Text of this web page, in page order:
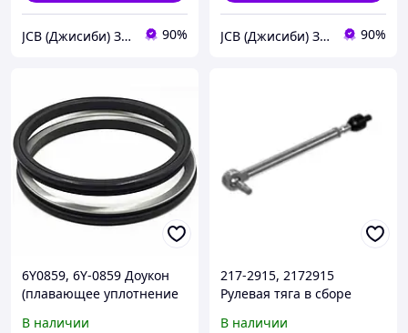
JCB (Джисиби) Запчасти - Сервис - Ремонт спецтехники 90% JCB (Джисиби) Запчасти - Сервис - Ремонт спецтехники 90%
6Y0859, 6Y-0859 Доукон
(плавающее уплотнение
В наличии
217-2915, 2172915
Рулевая тяга в сборе
В наличии